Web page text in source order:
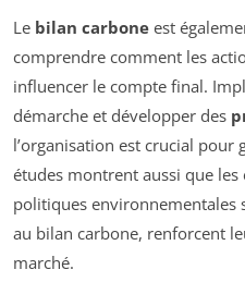
Le bilan carbone est
comprendre comment les
influencer le compte final.
démarche et développer des
l’organisation est crucial
études montrent aussi que
politiques environnementales
au bilan carbone, renforcent
marché.